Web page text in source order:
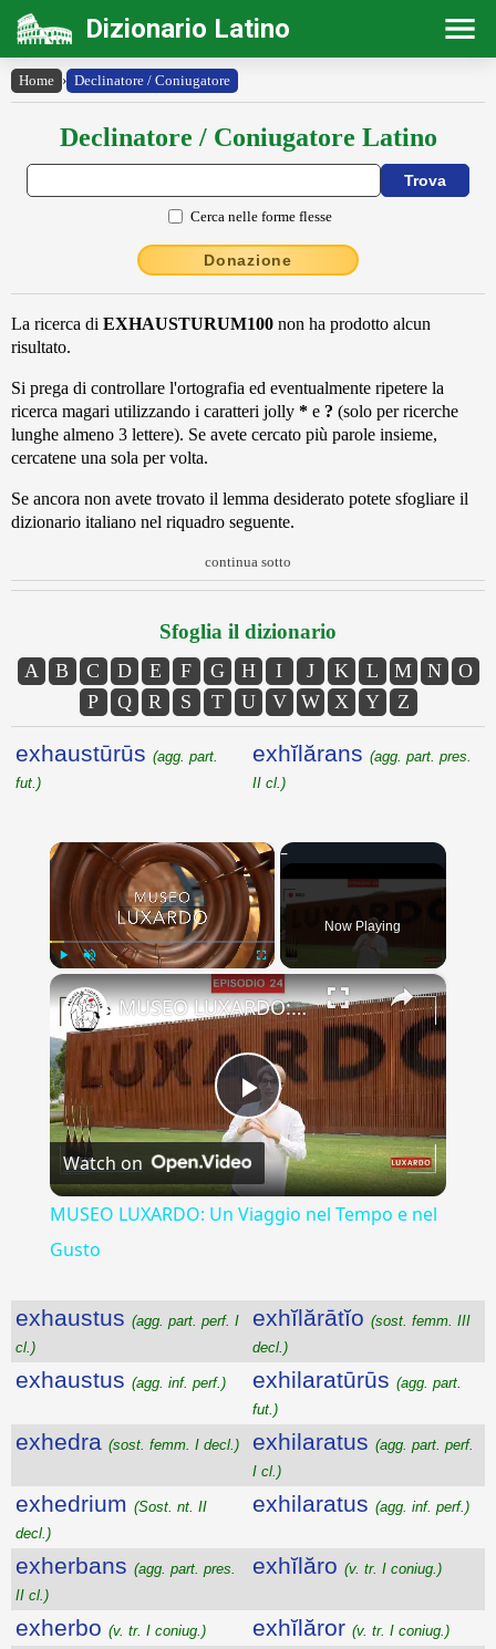
Dizionario Latino
Home › Declinatore / Coniugatore
Declinatore / Coniugatore Latino
Cerca nelle forme flesse
Donazione
La ricerca di EXHAUSTURUM100 non ha prodotto alcun
risultato.
Si prega di controllare l'ortografia ed eventualmente ripetere la
ricerca magari utilizzando i caratteri jolly * e ? (solo per ricerche
lunghe almeno 3 lettere). Se avete cercato più parole insieme,
cercatene una sola per volta.
Se ancora non avete trovato il lemma desiderato potete sfogliare il
dizionario italiano nel riquadro seguente.
continua sotto
Sfoglia il dizionario
A B C D E F G H I J K L M N
O
P
Q R S T U V W X Y Z
exhaustūrūs (agg. part.
fut.)
exhĭlărans (agg. part. pres.
II cl.)
×
Fullscreen
Now Playing
×
Play
Video
MUSEO LUXARDO: Un Viaggio nel Tempo e nel Gusto
Watch on
MUSEO LUXARDO: Un Viaggio nel Tempo e nel
Gusto
exhaustus (agg. part. perf. I
cl.)
exhĭlărātĭo (sost. femm. III
decl.)
exhaustus (agg. inf. perf.) exhilaratūrūs (agg. part.
fut.)
exhedra (sost. femm. I decl.) exhilaratus (agg. part. perf.
I cl.)
exhedrium (Sost. nt. II
decl.)
exhilaratus (agg. inf. perf.)
exherbans (agg. part. pres.
II cl.)
exhĭlăro (v. tr. I coniug.)
exherbo (v. tr. I coniug.) exhĭlăror (v. tr. I coniug.)